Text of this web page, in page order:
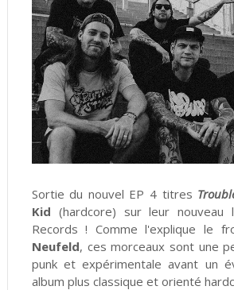
Sortie du nouvel EP 4 titres
Kid (hardcore) sur leur
Records ! Comme l'explique le
Neufeld, ces morceaux sont une
punk et expérimentale avant un
album plus classique et orienté